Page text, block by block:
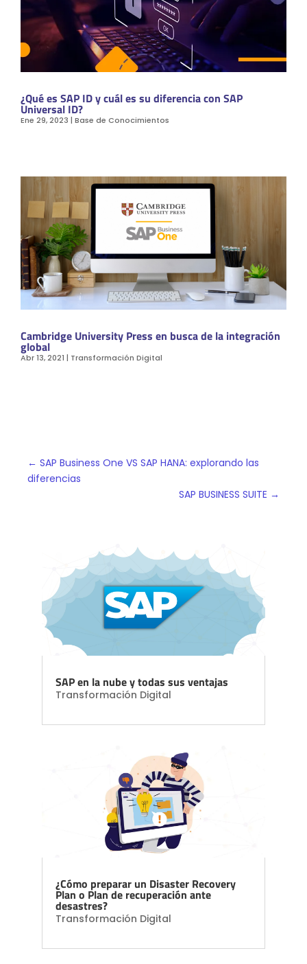
¿Qué es SAP ID y cuál es su diferencia con SAP
Universal ID?
Ene 29, 2023 |Base de Conocimientos
Cambridge University Press en busca de la integración
global
Abr 13, 2021 | Transformación Digital
←SAP Business One VS SAP HANA: explorando las
diferencias
SAP BUSINESS SUITE →
SAP en la nube y todas sus ventajas
Transformación Digital
¿Cómo preparar un Disaster Recovery
Plan o Plan de recuperación ante
desastres?
Transformación Digital